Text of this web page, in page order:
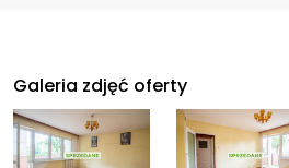
Galeria zdjęć oferty